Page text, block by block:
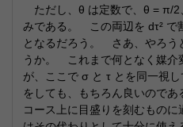
ただし、θ は定数で、θ = π/2
みである。 この両辺を dτ² で
となるだろう。 さあ、やろう
うか。 これまで何となく媒介
が、ここで σ と τ とを同一視
をしても、もちろん良いので
コース上に目盛りを刻むもの